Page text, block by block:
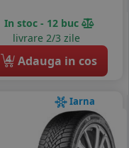
In stoc - 12 buc
livrare 2/3 zile
4 Adauga in cos
Iarna